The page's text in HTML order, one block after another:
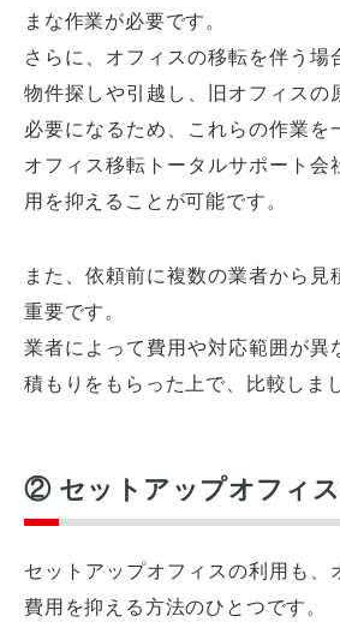
まな作業が必要です。
さらに、オフィスの移転を伴う場
物件探しや引越し、旧オフィスの
必要になるため、これらの作業を
オフィス移転トータルサポート会
用を抑えることが可能です。
また、依頼前に複数の業者から見
重要です。
業者によって費用や対応範囲が異
積もりをもらった上で、比較しま
② セットアップオフィ
セットアップオフィスの利用も、
費用を抑える方法のひとつです。